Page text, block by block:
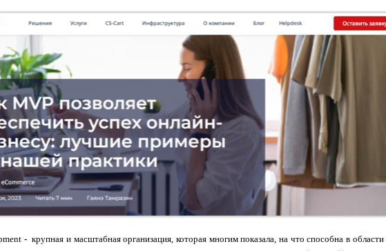
-крупная и масштабная организация, которая многим показала, на что способна в